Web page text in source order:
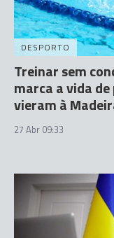
DESPORTO
Treinar sem
marca a vida
vieram à
27 Abr 09:33